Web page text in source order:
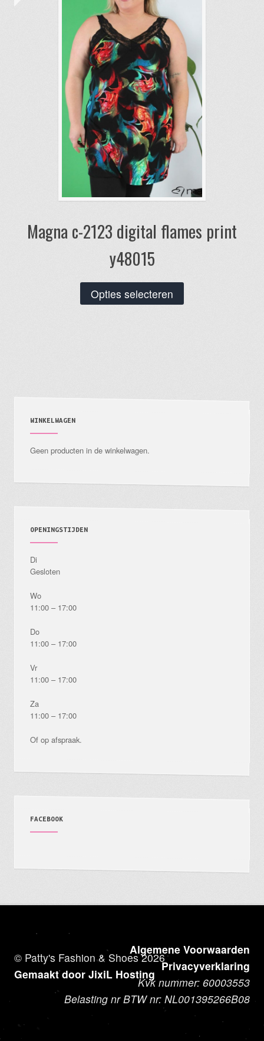
Magna c-2123 digital flames print
y48015
Opties selecteren
product
productpagina
WINKELWAGEN
Geen producten in de winkelwagen.
OPENINGSTIJDEN
Di
Gesloten
Wo
11:00 – 17:00
Do
11:00 – 17:00
Vr
11:00 – 17:00
Za
11:00 – 17:00
Of op afspraak.
FACEBOOK
© Patty's Fashion & Shoes 2026
Gemaakt door JixiL Hosting
Algemene Voorwaarden
Privacyverklaring
Kvk nummer: 60003553
Belasting nr BTW nr: NL001395266B08